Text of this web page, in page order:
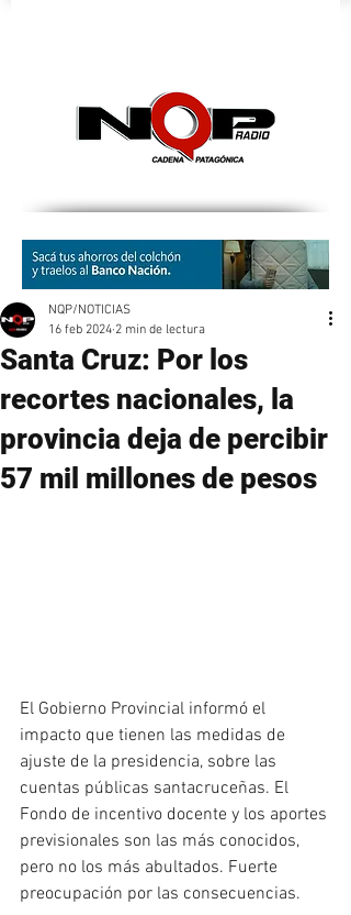
Santa Cruz: Por los
recortes nacionales, la
provincia deja de percibir
57 mil millones de pesos
NQP/NOTICIAS
16 feb 2024 2 min de lectura
El Gobierno Provincial informó el
impacto que tienen las medidas de
ajuste de la presidencia, sobre las
cuentas públicas santacruceñas. El
Fondo de incentivo docente y los aportes
previsionales son las más conocidos,
pero no los más abultados. Fuerte
preocupación por las consecuencias.